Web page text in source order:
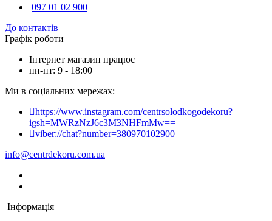
097 01 02 900
До контактів
Графік роботи
Інтернет магазин працює
пн-пт: 9 - 18:00
Ми в соціальних мережах:
https://www.instagram.com/centrsolodkogodekoru?
igsh=MWRzNzJ6c3M3NHFmMw==
viber://chat?number=380970102900
info@centrdekoru.com.ua
Інформація